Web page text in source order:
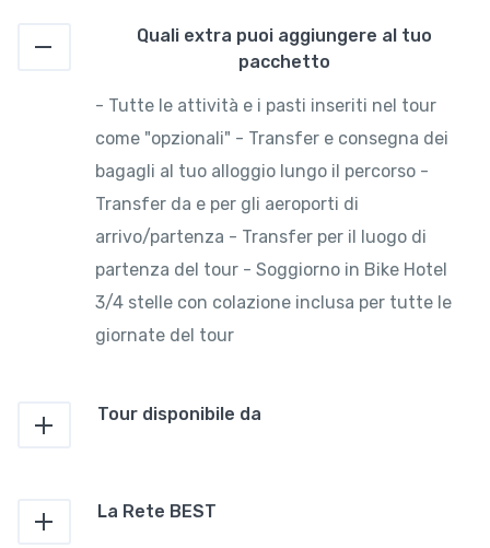
Quali extra puoi aggiungere al tuo
pacchetto
- Tutte le attività e i pasti inseriti nel tour
come "opzionali" - Transfer e consegna dei
bagagli al tuo alloggio lungo il percorso -
Transfer da e per gli aeroporti di
arrivo/partenza - Transfer per il luogo di
partenza del tour - Soggiorno in Bike Hotel
3/4 stelle con colazione inclusa per tutte le
giornate del tour
Tour disponibile da
La Rete BEST